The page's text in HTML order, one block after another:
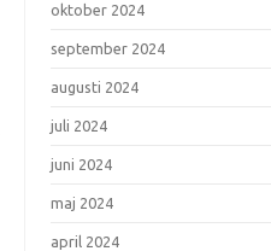
oktober 2024
september 2024
augusti 2024
juli 2024
juni 2024
maj 2024
april 2024